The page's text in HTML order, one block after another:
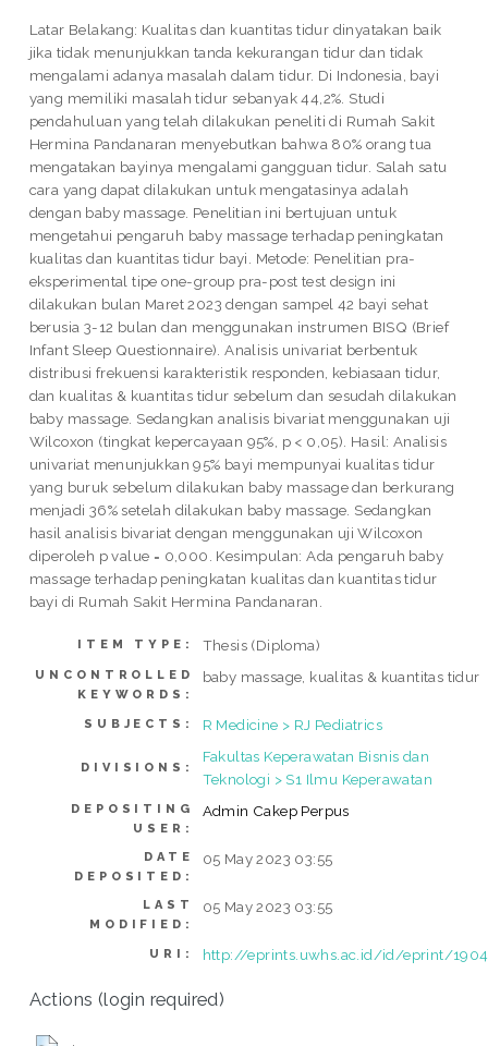
Latar Belakang: Kualitas dan kuantitas tidur dinyatakan baik
jika tidak menunjukkan tanda kekurangan tidur dan tidak
mengalami adanya masalah dalam tidur. Di Indonesia, bayi
yang memiliki masalah tidur sebanyak 44,2%. Studi
pendahuluan yang telah dilakukan peneliti di Rumah Sakit
Hermina Pandanaran menyebutkan bahwa 80% orang tua
mengatakan bayinya mengalami gangguan tidur. Salah satu
cara yang dapat dilakukan untuk mengatasinya adalah
dengan baby massage. Penelitian ini bertujuan untuk
mengetahui pengaruh baby massage terhadap peningkatan
kualitas dan kuantitas tidur bayi. Metode: Penelitian pra-
eksperimental tipe one-group pra-post test design ini
dilakukan bulan Maret 2023 dengan sampel 42 bayi sehat
berusia 3-12 bulan dan menggunakan instrumen BISQ (Brief
Infant Sleep Questionnaire). Analisis univariat berbentuk
distribusi frekuensi karakteristik responden, kebiasaan tidur,
dan kualitas & kuantitas tidur sebelum dan sesudah dilakukan
baby massage. Sedangkan analisis bivariat menggunakan uji
Wilcoxon (tingkat kepercayaan 95%, p < 0,05). Hasil: Analisis
univariat menunjukkan 95% bayi mempunyai kualitas tidur
yang buruk sebelum dilakukan baby massage dan berkurang
menjadi 36% setelah dilakukan baby massage. Sedangkan
hasil analisis bivariat dengan menggunakan uji Wilcoxon
diperoleh p value = 0,000. Kesimpulan: Ada pengaruh baby
massage terhadap peningkatan kualitas dan kuantitas tidur
bayi di Rumah Sakit Hermina Pandanaran.
ITEM TYPE: Thesis (Diploma)
UNCONTROLLED
KEYWORDS:
baby massage, kualitas & kuantitas tidur
SUBJECTS: R Medicine > RJ Pediatrics
DIVISIONS:
Fakultas Keperawatan Bisnis dan
Teknologi > S1 Ilmu Keperawatan
DEPOSITING
USER:
Admin Cakep Perpus
DATE
DEPOSITED:
05 May 2023 03:55
LAST
MODIFIED:
05 May 2023 03:55
URI: http://eprints.uwhs.ac.id/id/eprint/1904
Actions (login required)